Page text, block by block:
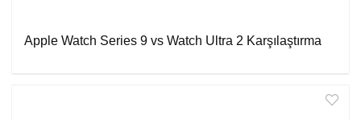
Apple Watch Series 9 vs Watch Ultra 2 Karşılaştırma